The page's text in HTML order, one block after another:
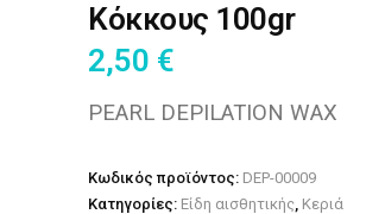
Κόκκους 100gr
2,50 €
PEARL DEPILATION WAX
Κωδικός προϊόντος: DEP-00009
Κατηγορίες: Είδη αισθητικής, Κεριά